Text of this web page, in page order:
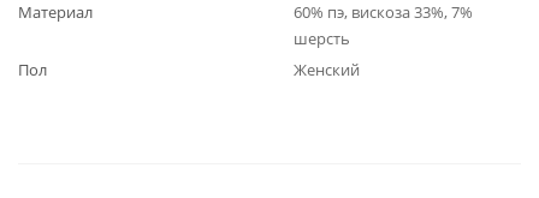
Материал
60% пэ, вискоза 33%, 7%
шерсть
Пол
Женский